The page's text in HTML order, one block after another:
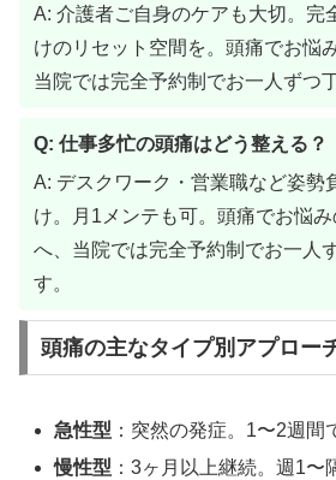
A: 介護者ご自身のケアも大切。完
けのリセット空間を。頭痛でお悩
当院では完全予約制でお一人ずつ
Q: 仕事多忙の頭痛はどう整える？
A: デスクワーク・営業職など姿勢
け。月1メンテも可。頭痛でお悩
へ、当院では完全予約制でお一人
す。
頭痛の主なタイプ別アプロー
急性型 ：突然の発症。1〜2週間
慢性型 ：3ヶ月以上継続。週1